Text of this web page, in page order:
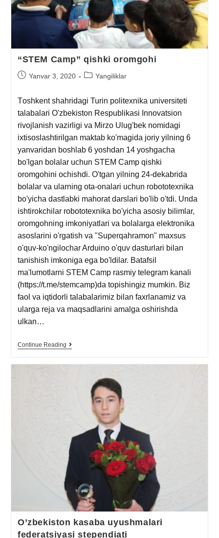
“STEM Camp” qishki oromgohi
Yanvar 3, 2020 Yangiliklar
Tоshkent shahridagi Turin politexnika universiteti
talabalari O'zbekiston Respublikasi Innovatsion
rivojlanish vazirligi va Mirzo Ulug'bek nomidagi
ixtisoslashtirilgan maktab ko'magida joriy yilning 6
yanvaridan boshlab 6 yoshdan 14 yoshgacha
bo'lgan bolalar uchun STEM Camp qishki
oromgohini ochishdi. O'tgan yilning 24-dekabrida
bolalar va ularning ota-onalari uchun robototexnika
bo'yicha dastlabki mahorat darslari bo'lib o'tdi. Unda
ishtirokchilar robototexnika bo'yicha asosiy bilimlar,
oromgohning imkoniyatlari va bolalarga elektronika
asoslarini o'rgatish va "Superqahramon" maxsus
o'quv-ko'ngilochar Arduino o'quv dasturlari bilan
tanishish imkoniga ega bo'ldilar. Batafsil
ma'lumotlarni STEM Camp rasmiy telegram kanali
(https://t.me/stemcamp)da topishingiz mumkin. ‌Biz
faol va iqtidorli talabalarimiz bilan faxrlanamiz va
ularga reja va maqsadlarini amalga oshirishda
ulkan…
Continue Reading
O’zbekiston kasaba uyushmalari
federatsiyasi stependiati